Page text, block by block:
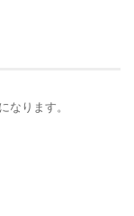
なります。